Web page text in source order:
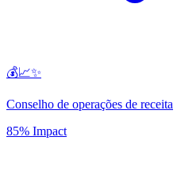
💰📈✨
Conselho de operações de receita
85% Impact